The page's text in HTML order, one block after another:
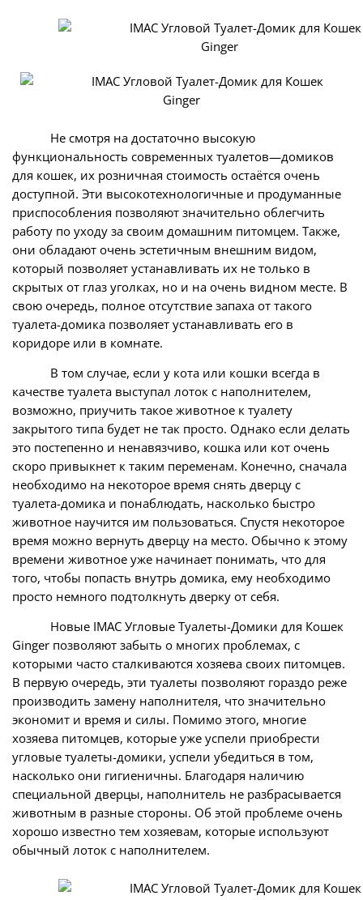
Не смотря на достаточно высокую
функциональность современных туалетов—домиков
для кошек, их розничная стоимость остаётся очень
доступной. Эти высокотехнологичные и продуманные
приспособления позволяют значительно облегчить
работу по уходу за своим домашним питомцем. Также,
они обладают очень эстетичным внешним видом,
который позволяет устанавливать их не только в
скрытых от глаз уголках, но и на очень видном месте. В
свою очередь, полное отсутствие запаха от такого
туалета-домика позволяет устанавливать его в
коридоре или в комнате.
В том случае, если у кота или кошки всегда в
качестве туалета выступал лоток с наполнителем,
возможно, приучить такое животное к туалету
закрытого типа будет не так просто. Однако если делать
это постепенно и ненавязчиво, кошка или кот очень
скоро привыкнет к таким переменам. Конечно, сначала
необходимо на некоторое время снять дверцу с
туалета-домика и понаблюдать, насколько быстро
животное научится им пользоваться. Спустя некоторое
время можно вернуть дверцу на место. Обычно к этому
времени животное уже начинает понимать, что для
того, чтобы попасть внутрь домика, ему необходимо
просто немного подтолкнуть дверку от себя.
Новые IMAC Угловые Туалеты-Домики для Кошек
Ginger позволяют забыть о многих проблемах, с
которыми часто сталкиваются хозяева своих питомцев.
В первую очередь, эти туалеты позволяют гораздо реже
производить замену наполнителя, что значительно
экономит и время и силы. Помимо этого, многие
хозяева питомцев, которые уже успели приобрести
угловые туалеты-домики, успели убедиться в том,
насколько они гигиеничны. Благодаря наличию
специальной дверцы, наполнитель не разбрасывается
животным в разные стороны. Об этой проблеме очень
хорошо известно тем хозяевам, которые используют
обычный лоток с наполнителем.